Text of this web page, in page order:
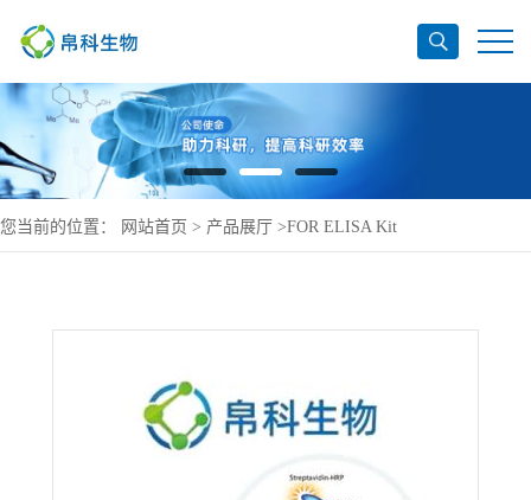
您当前的位置： 网站首页 > 产品展厅 >FOR ELISA Kit